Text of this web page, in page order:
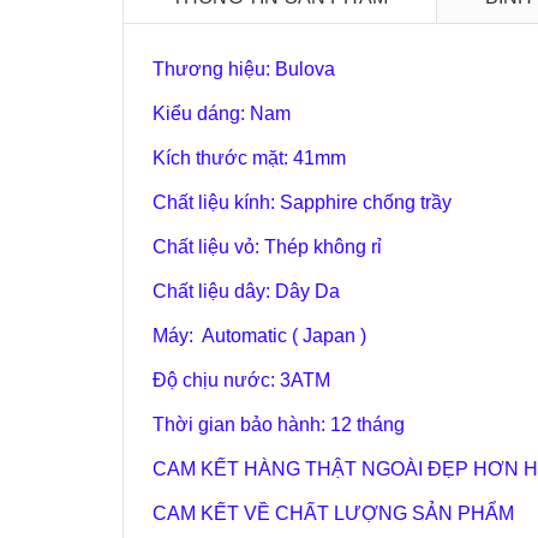
Thương hiệu: Bulova
Kiểu dáng: Nam
Kích thước mặt: 41mm
Chất liệu kính: Sapphire chống trầy
Chất liệu vỏ: Thép không rỉ
Chất liệu dây: Dây Da
Máy: Automatic ( Japan )
Độ chịu nước: 3ATM
Thời gian bảo hành: 12 tháng
CAM KẾT HÀNG THẬT NGOÀI ĐẸP HƠN
CAM KẾT VỀ CHẤT LƯỢNG SẢN PHẨM